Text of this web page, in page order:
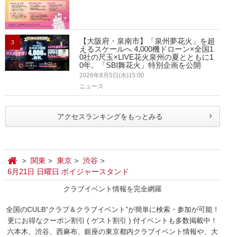
3
【大阪府・泉南市】「泉州夢花火」を超
えるスケールへ 4,000機ドローン×全国1
0社の尺玉×LIVE花火泉州の夏とともに1
0年。「SBI舞花火」特別企画を公開
2026年8月5日(水)15:00
ニュース
アクセスランキングをもっとみる
関東 東京
渋谷
6月21日 日曜日 ボイジャースタンド
クラブイベント情報を完全網羅
全国のCULB“クラブ＆クラブイベント”が簡単に検索・参加が可能！
更にお得なクーポン割引 ( ゲスト割引 ) 付イベントも多数掲載中！
六本木、渋谷、西麻布、銀座の東京都内クラブイベント情報や、大